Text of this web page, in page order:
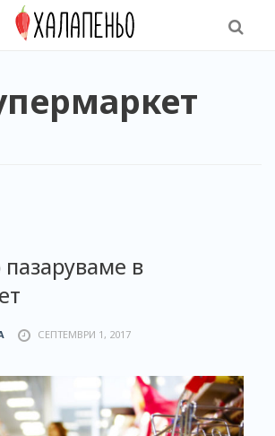
в
СЕПТЕМВРИ 1, 2017